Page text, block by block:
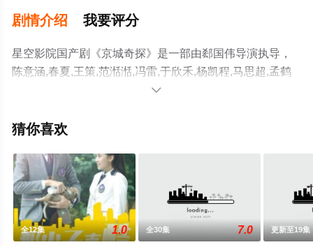
剧情介绍 我要评分
星空影院国产剧《京城奇探》是一部由郄国伟导演执导，
陈意涵,春夏,王策,范湉湉,冯雷,于欣禾,杨凯程,马思超,孟鹤
堂,翟子路,周九良,小爱等演员精彩演绎的中国大陆电视剧，
减完整版电视剧全集就上星空电影网，更多相关信息可移

猜你喜欢
全12集 1.0 全30集 7.0 更新至19集